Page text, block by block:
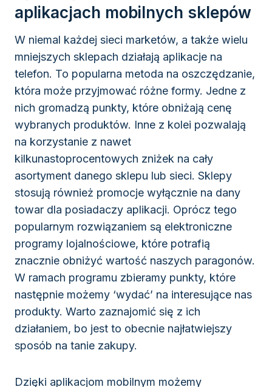
aplikacjach mobilnych sklepów
W niemal każdej sieci marketów, a także wielu
mniejszych sklepach działają aplikacje na
telefon. To popularna metoda na oszczędzanie,
która może przyjmować różne formy. Jedne z
nich gromadzą punkty, które obniżają cenę
wybranych produktów. Inne z kolei pozwalają
na korzystanie z nawet
kilkunastoprocentowych zniżek na cały
asortyment danego sklepu lub sieci. Sklepy
stosują również promocje wyłącznie na dany
towar dla posiadaczy aplikacji. Oprócz tego
popularnym rozwiązaniem są elektroniczne
programy lojalnościowe, które potrafią
znacznie obniżyć wartość naszych paragonów.
W ramach programu zbieramy punkty, które
następnie możemy ‘wydać’ na interesujące nas
produkty. Warto zaznajomić się z ich
działaniem, bo jest to obecnie najłatwiejszy
sposób na tanie zakupy.
Dzięki aplikacjom mobilnym możemy